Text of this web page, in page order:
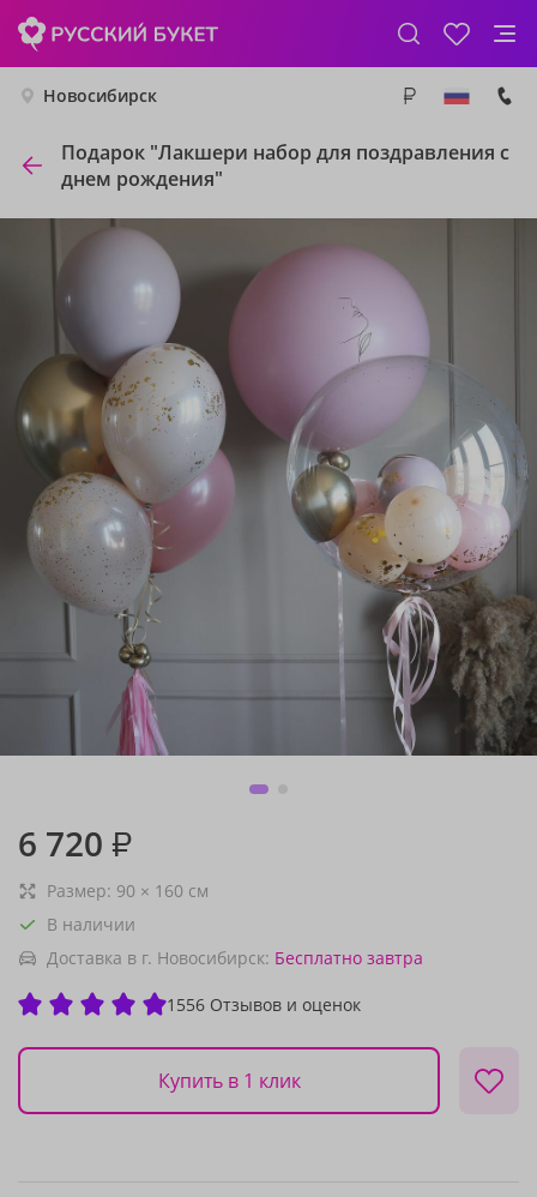
Новосибирск
Подарок "Лакшери набор для поздравления с
днем рождения"
6 720 ₽
Размер: 90 × 160 см
В наличии
Доставка в г. Новосибирск: Бесплатно завтра
1556 Отзывов и оценок
Купить в 1 клик